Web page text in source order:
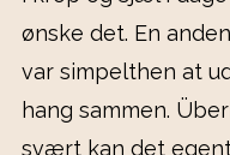
ønske det. En
var simpelthen at
hang sammen.
svært kan det